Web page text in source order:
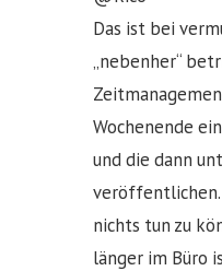
Das ist bei
„nebenher“
Wochenende
und die dann
veröffentlichen.
nichts tun zu
länger im Büro